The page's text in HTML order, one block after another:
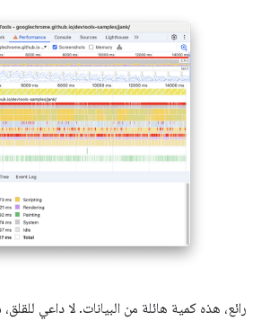
رائع، هذه كمية هائلة من البيانات. لا داعي